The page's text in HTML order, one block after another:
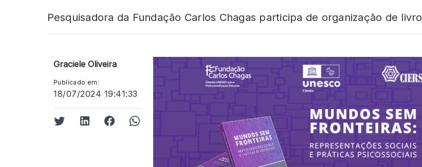
Pesquisadora da Fundação Carlos Chagas participa de organização de
Graciele Oliveira
Publicado em:
18/07/2024 19:41:33